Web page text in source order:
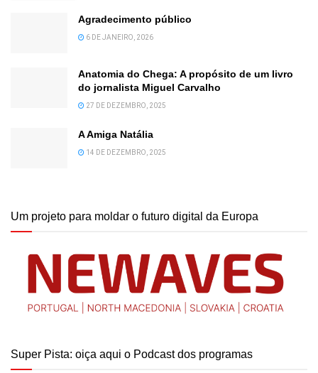
Agradecimento público
6 DE JANEIRO, 2026
Anatomia do Chega: A propósito de um livro
do jornalista Miguel Carvalho
27 DE DEZEMBRO, 2025
A Amiga Natália
14 DE DEZEMBRO, 2025
Um projeto para moldar o futuro digital da Europa
Super Pista: oiça aqui o Podcast dos programas